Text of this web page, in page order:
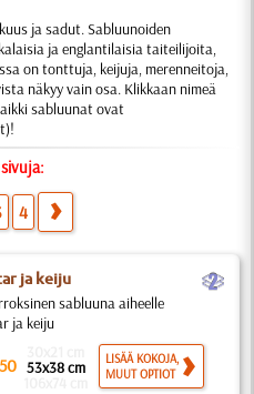
ja sadut. Sabluunoiden
ja englantilaisia taiteilijoita,
on tonttuja, keijuja, merenneitoja,
näkyy vain osa. Klikkaan nimeä
sabluunat ovat
4
ja keiju b
sabluuna aiheelle
ja keiju
50 53x38 cm
LISÄÄ KOKOJA,
MUUT OPTIOT